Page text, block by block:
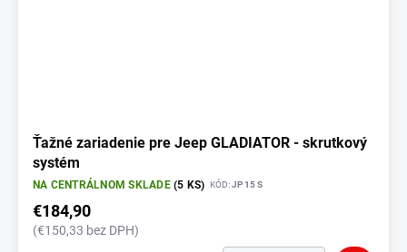
Ťažné zariadenie pre Jeep GLADIATOR - skrutkový
systém
NA CENTRÁLNOM SKLADE(5 KS) KÓD:JP 15 S
€184,90
(€150,33 bez DPH)